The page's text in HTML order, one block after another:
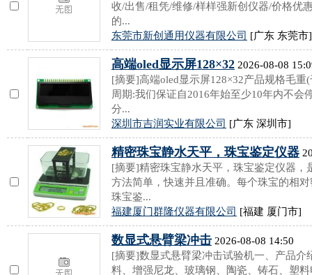
收/出售/租凭/维修/样样强新创仪器/价格优
的...
东莞市新创通用仪器有限公司 [广东 东莞市]
高端oled显示屏128×32 2026-08-08
[摘要]高端oled显示屏128×32产品规格毛
周期:我们保证自2016年始至少10年内不会
分...
深圳市吉润实业有限公司 [广东 深圳市]
精密珠宝静水天平，珠宝鉴定仪器
[摘要]精密珠宝静水天平，珠宝鉴定仪器，
方法简单，快速并且准确。每个珠宝的相
珠宝鉴...
福建厦门群隆仪器有限公司 [福建 厦门市]
数显式悬臂梁冲击 2026-08-08 14:50
[摘要]数显式悬臂梁冲击试验机一、产品介
料、增强尼龙、玻璃钢、陶瓷、铸石、塑